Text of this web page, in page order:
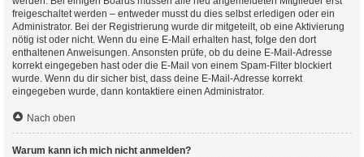
freigeschaltet werden – entweder musst du dies selbst erledigen oder ein
Administrator. Bei der Registrierung wurde dir mitgeteilt, ob eine Aktivierung
nötig ist oder nicht. Wenn du eine E-Mail erhalten hast, folge den dort
enthaltenen Anweisungen. Ansonsten prüfe, ob du deine E-Mail-Adresse
korrekt eingegeben hast oder die E-Mail von einem Spam-Filter blockiert
wurde. Wenn du dir sicher bist, dass deine E-Mail-Adresse korrekt
eingegeben wurde, dann kontaktiere einen Administrator.
Nach oben
Warum kann ich mich nicht anmelden?